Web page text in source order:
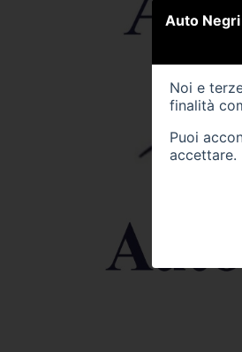
Auto Negri
Noi e
finalità
Puoi
accettare.